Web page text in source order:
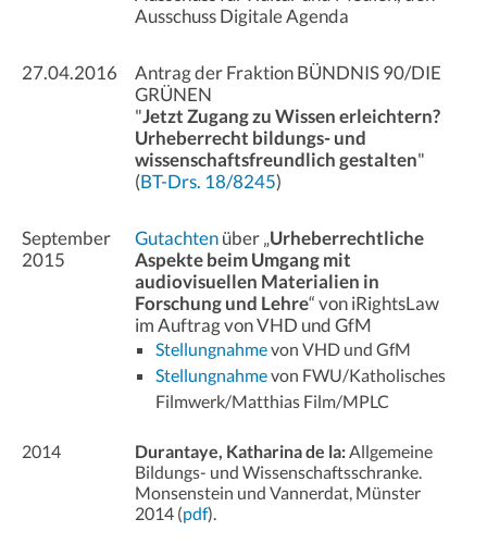
Ausschuss Digitale Agenda
27.04.2016
Antrag der Fraktion BÜNDNIS 90/DIE
GRÜNEN
"Jetzt Zugang zu Wissen erleichtern?
Urheberrecht bildungs- und
wissenschaftsfreundlich gestalten"
(BT-Drs. 18/8245)
September
2015
Gutachtenüber „Urheberrechtliche
Aspekte beim Umgang mit
audiovisuellen Materialien in
Forschung und Lehre“ von iRightsLaw
im Auftrag von VHD und GfM
Stellungnahmevon VHD und GfM
Stellungnahmevon FWU/Katholisches
Filmwerk/Matthias Film/MPLC
2014 Durantaye, Katharina de la:Allgemeine
Bildungs- und Wissenschaftsschranke.
Monsenstein und Vannerdat, Münster
2014 (pdf).